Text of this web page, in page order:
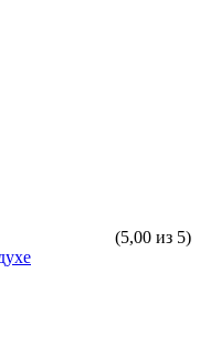
(5,00 из 5)